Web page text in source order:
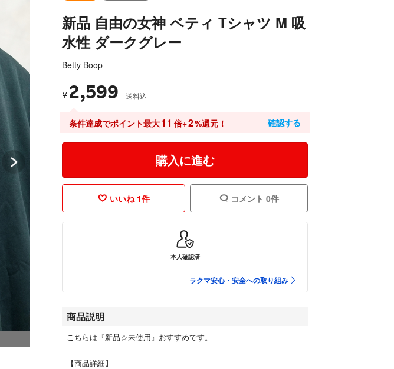
新品 自由の女神 ベティ Tシャツ M 吸
水性 ダークグレー
Betty Boop
¥ 2,599 送料込
条件達成でポイント最大11 倍+2%還元！ 確認する
購入に進む
いいね 1件 コメント 0件
本人確認済
ラクマ安心・安全への取り組み
商品説明
こちらは『新品☆未使用』おすすめです。
【商品詳細】